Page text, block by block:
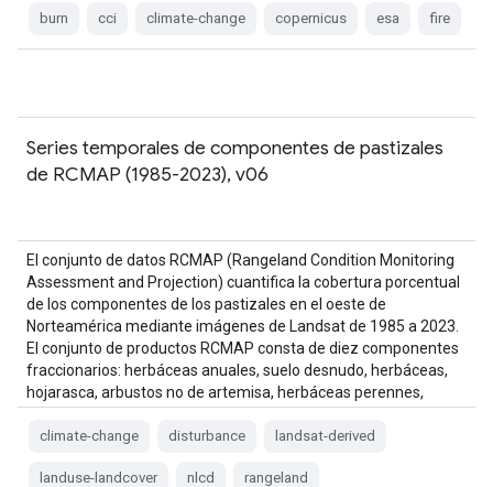
burn cci climate-change copernicus esa fire
Series temporales de componentes de pastizales
de RCMAP (1985-2023), v06
El conjunto de datos RCMAP (Rangeland Condition Monitoring
Assessment and Projection) cuantifica la cobertura porcentual
de los componentes de los pastizales en el oeste de
Norteamérica mediante imágenes de Landsat de 1985 a 2023.
El conjunto de productos RCMAP consta de diez componentes
fraccionarios: herbáceas anuales, suelo desnudo, herbáceas,
hojarasca, arbustos no de artemisa, herbáceas perennes,
climate-change disturbance landsat-derived
landuse-landcover nlcd rangeland